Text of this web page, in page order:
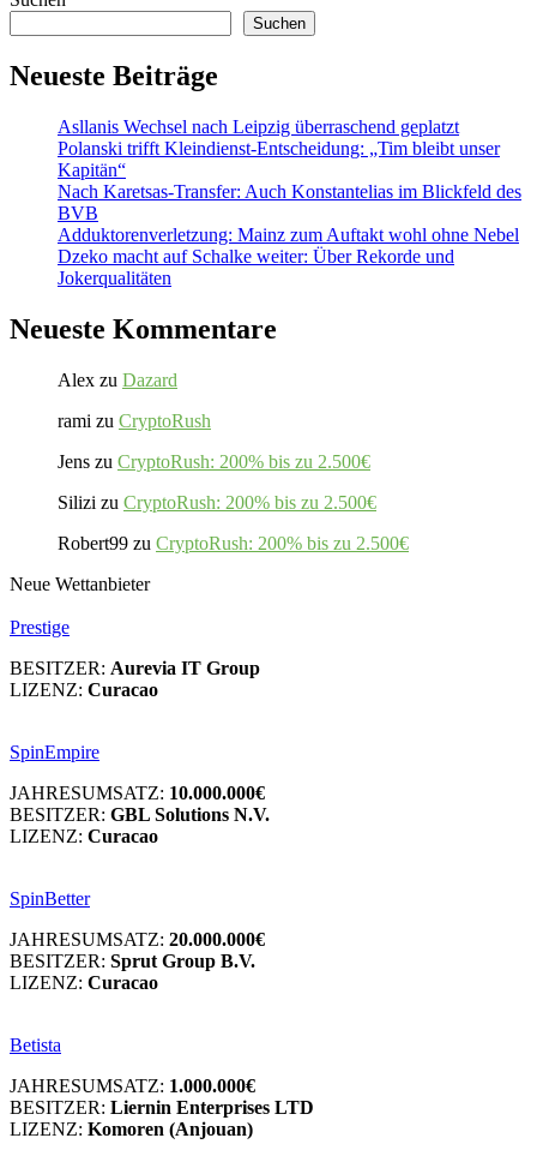
Suchen
Neueste Beiträge
Asllanis Wechsel nach Leipzig überraschend geplatzt
Polanski trifft Kleindienst-Entscheidung: „Tim bleibt unser
Kapitän“
Nach Karetsas-Transfer: Auch Konstantelias im Blickfeld des
BVB
Adduktorenverletzung: Mainz zum Auftakt wohl ohne Nebel
Dzeko macht auf Schalke weiter: Über Rekorde und
Jokerqualitäten
Neueste Kommentare
Alex zu Dazard
rami zu CryptoRush
Jens zu CryptoRush: 200% bis zu 2.500€
Silizi zu CryptoRush: 200% bis zu 2.500€
Robert99 zu CryptoRush: 200% bis zu 2.500€
Neue Wettanbieter
Prestige
BESITZER: Aurevia IT Group
LIZENZ: Curacao
SpinEmpire
JAHRESUMSATZ: 10.000.000€
BESITZER: GBL Solutions N.V.
LIZENZ: Curacao
SpinBetter
JAHRESUMSATZ: 20.000.000€
BESITZER: Sprut Group B.V.
LIZENZ: Curacao
Betista
JAHRESUMSATZ: 1.000.000€
BESITZER: Liernin Enterprises LTD
LIZENZ: Komoren (Anjouan)